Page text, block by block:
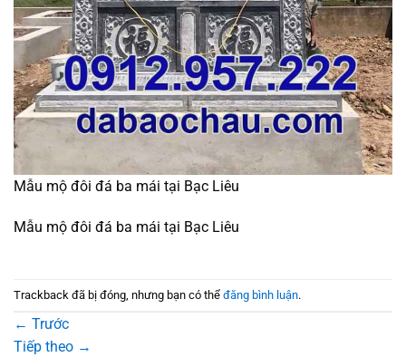
Mẫu mộ đôi đá ba mái tại Bạc Liêu
Mẫu mộ đôi đá ba mái tại Bạc Liêu
Trackback đã bị đóng, nhưng bạn có thể đăng bình luận.
← Trước
Tiếp theo →